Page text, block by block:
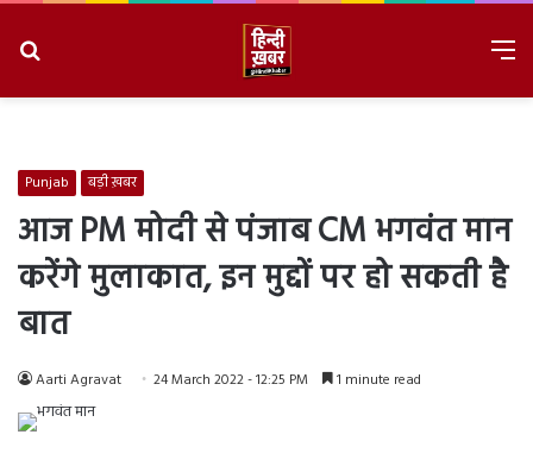
Punjab बड़ी ख़बर
आज PM मोदी से पंजाब CM भगवंत मान
करेंगे मुलाकात, इन मुद्दों पर हो सकती है
बात
Aarti Agravat 24 March 2022 - 12:25 PM 1 minute read